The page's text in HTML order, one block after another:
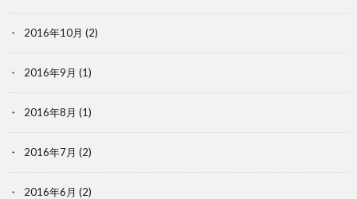
2016年10月 (2)
2016年9月 (1)
2016年8月 (1)
2016年7月 (2)
2016年6月 (2)